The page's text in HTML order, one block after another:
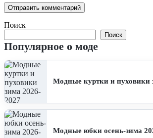
Поиск
Поиск
Популярное о моде
Модные куртки и пуховики
Модные юбки осень-зима